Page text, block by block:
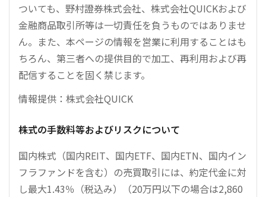
ついても、野村證券株式会社、株式会社QUICKおよび
金融商品取引所等は一切責任を負うものではありませ
ん。また、本ページの情報を営業に利用することはも
ちろん、第三者への提供目的で加工、再利用および再
配信することを固く禁じます。
情報提供：株式会社QUICK
株式の手数料等およびリスクについて
国内株式（国内REIT、国内ETF、国内ETN、国内イン
フラファンドを含む）の売買取引には、約定代金に対
し最大1.43％（税込み）（20万円以下の場合は2,860